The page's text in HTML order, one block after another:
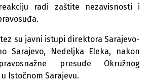
radi zaštite nezavisnosti i
su javni istupi direktora Sarajevo-
Sarajevo, Nedeljka Eleka, nakon
presude Okružnog
Istočnom Sarajevu.